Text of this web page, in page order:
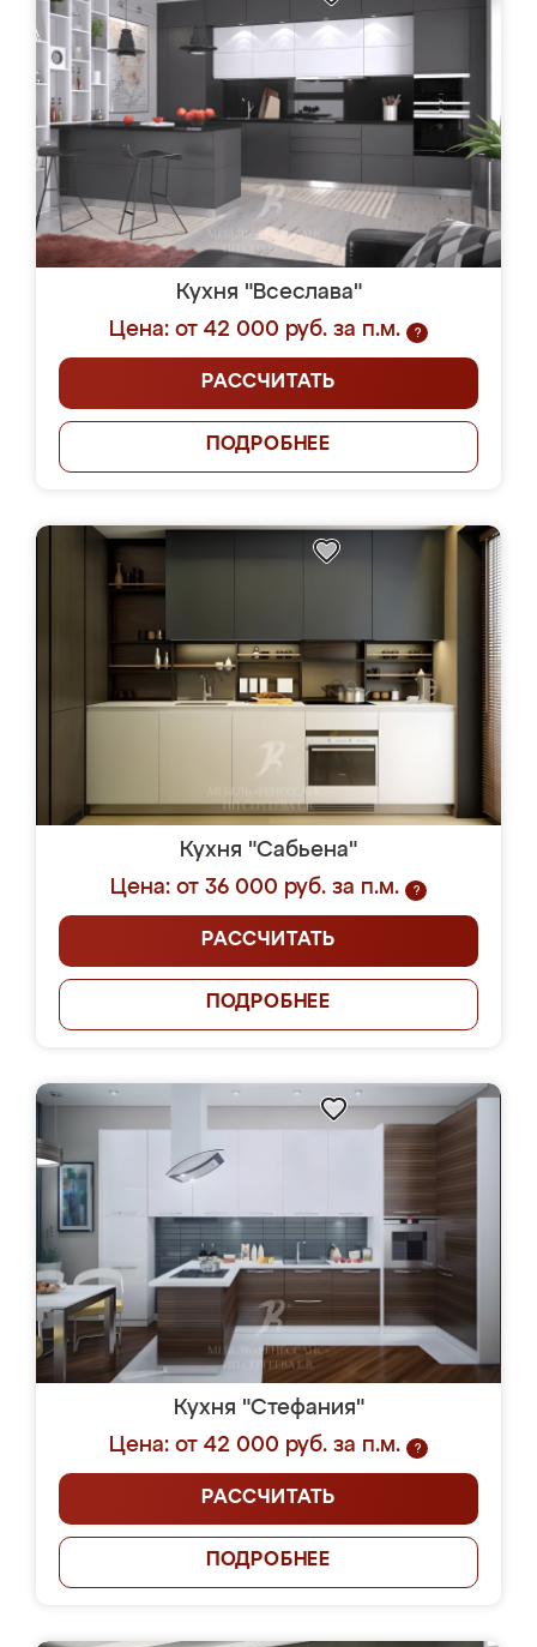
Кухня "Всеслава"
Цена: от 42 000 руб. за п.м.
?
РАССЧИТАТЬ
ПОДРОБНЕЕ
Кухня "Сабьена"
Цена: от 36 000 руб. за п.м.
?
РАССЧИТАТЬ
ПОДРОБНЕЕ
Кухня "Стефания"
Цена: от 42 000 руб. за п.м.
?
РАССЧИТАТЬ
ПОДРОБНЕЕ